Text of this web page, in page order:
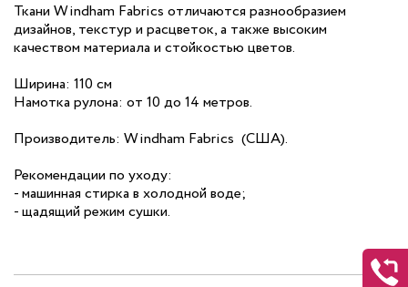
Ткани Windham Fabrics отличаются разнообразием
дизайнов, текстур и расцветок, а также высоким
качеством материала и стойкостью цветов.
Ширина: 110 см
Намотка рулона: от 10 до 14 метров.
Производитель: Windham Fabrics (США).
Рекомендации по уходу:
- машинная стирка в холодной воде;
- щадящий режим сушки.